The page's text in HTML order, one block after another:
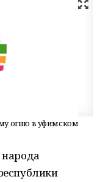
огню в уфимском